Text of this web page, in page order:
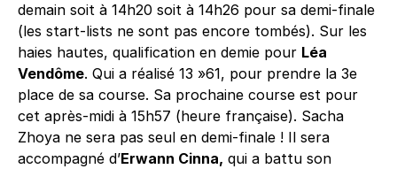
demain soit à 14h20 soit à 14h26 pour sa demi-finale
(les start-lists ne sont pas encore tombés). Sur les
haies hautes, qualification en demie pour Léa
Vendôme. Qui a réalisé 13 »61, pour prendre la 3e
place de sa course. Sa prochaine course est pour
cet après-midi à 15h57 (heure française). Sacha
Zhoya ne sera pas seul en demi-finale ! Il sera
accompagné d’Erwann Cinna, qui a battu son